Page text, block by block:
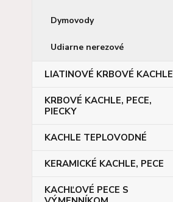
Dymovody
Udiarne nerezové
LIATINOVÉ KRBOVÉ KACHLE
KRBOVÉ KACHLE, PECE,
PIECKY
KACHLE TEPLOVODNÉ
KERAMICKÉ KACHLE, PECE
KACHĽOVÉ PECE S